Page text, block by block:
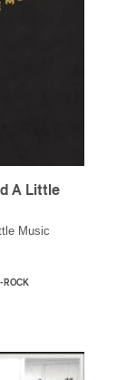
A Little
Music
ROCK